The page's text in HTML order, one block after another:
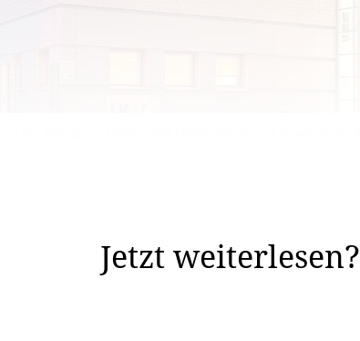
Jetzt weiterlesen?